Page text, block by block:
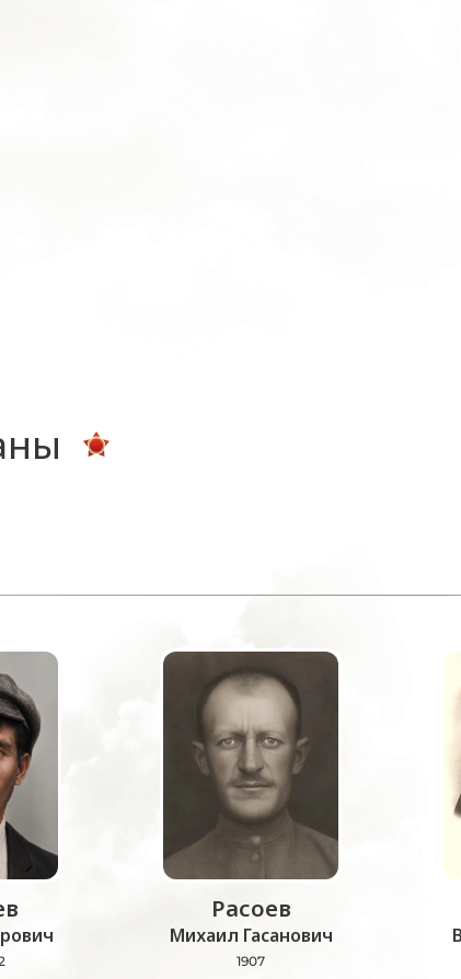
Расоев
Михаил Гасанович
1907